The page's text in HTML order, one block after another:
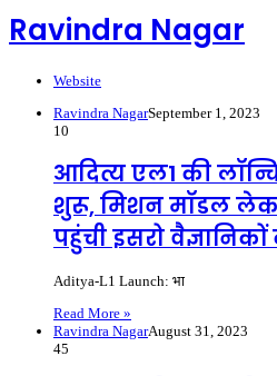
Ravindra Nagar
Website
Ravindra NagarSeptember 1, 2023
10
आदित्य एल1 की
शुरू, मिशन मॉडल लेकर
पहुंची इसरो
Aditya-L1 Launch: भा
Read More »
Ravindra NagarAugust 31, 2023
45